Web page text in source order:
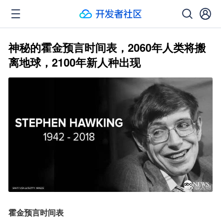
神秘的霍金预言时间表，2060年人类将搬
离地球，2100年新人种出现
霍金预言时间表